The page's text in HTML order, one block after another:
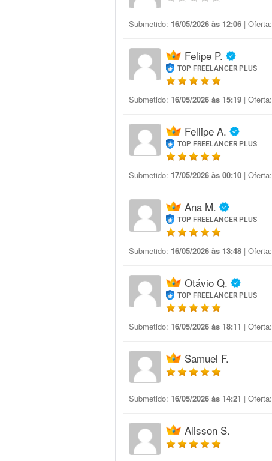
Submetido: 16/05/2026 às 12:06 | Oferta:
Felipe P.
TOP FREELANCER PLUS
Submetido: 16/05/2026 às 15:19 | Oferta:
Fellipe A.
TOP FREELANCER PLUS
Submetido: 17/05/2026 às 00:10 | Oferta:
Ana M.
TOP FREELANCER PLUS
Submetido: 16/05/2026 às 13:48 | Oferta:
Otávio Q.
TOP FREELANCER PLUS
Submetido: 16/05/2026 às 18:11 | Oferta:
Samuel F.
Submetido: 16/05/2026 às 14:21 | Oferta:
Alisson S.